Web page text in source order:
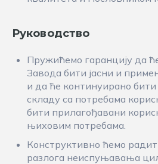
Руководство
Пружићемо гаранцију да
Завода бити јасни и
и да ће континуирано
складу са потребама
бити прилагођавани
њиховим потребама.
Конструктивно ћемо
разлога неиспуњавања